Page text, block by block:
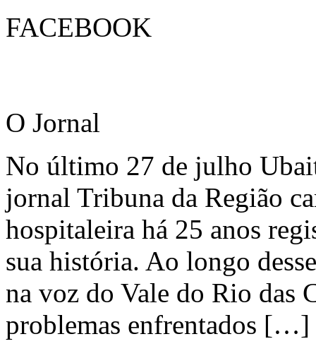
FACEBOOK
O Jornal
No último 27 de julho
jornal Tribuna da Região
hospitaleira há 25 anos
sua história. Ao longo
na voz do Vale do Rio das
problemas enfrentados […]